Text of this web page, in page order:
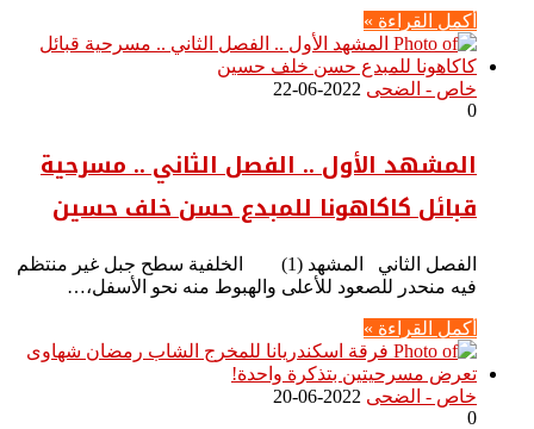
أكمل القراءة »
خاص - الضحى 2022-06-22
0
المشهد الأول .. الفصل الثاني .. مسرحية
قبائل كاكاهونا للمبدع حسن خلف حسين
الفصل الثاني المشهد (1) الخلفية سطح جبل غير منتظم
فيه منحدر للصعود للأعلى والهبوط منه نحو الأسفل،…
أكمل القراءة »
خاص - الضحى 2022-06-20
0